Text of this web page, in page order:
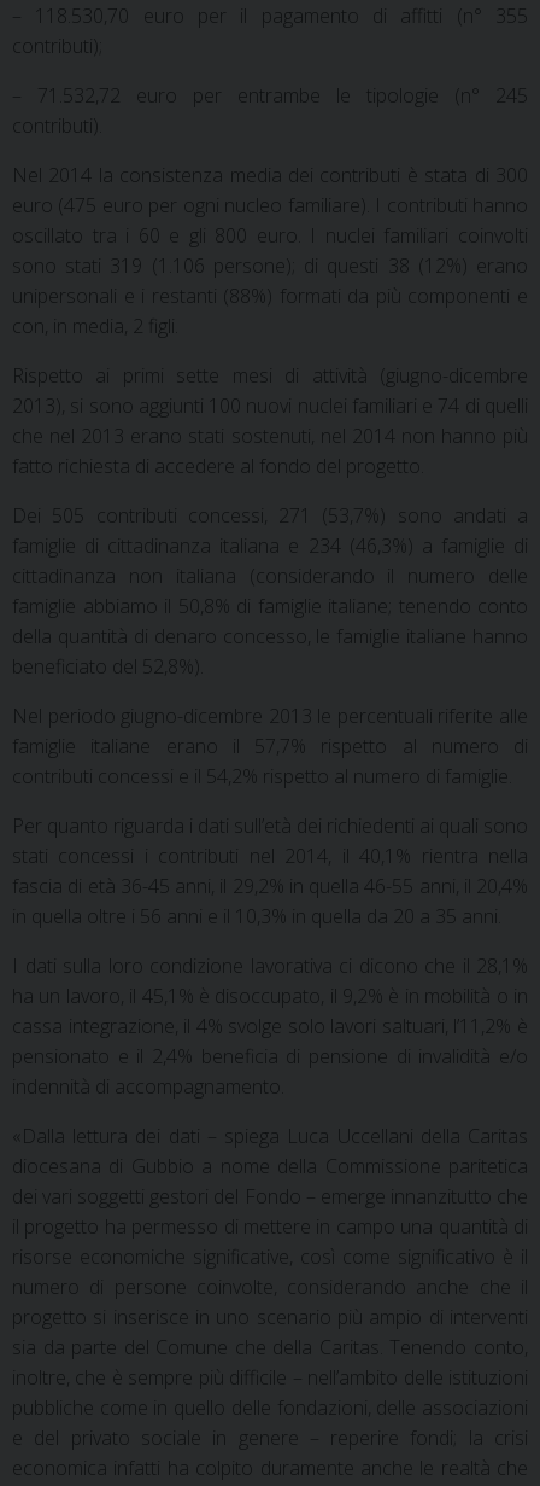
– 118.530,70 euro per il pagamento di affitti (n° 355
contributi);
– 71.532,72 euro per entrambe le tipologie (n° 245
contributi).
Nel 2014 la consistenza media dei contributi è stata di 300
euro (475 euro per ogni nucleo familiare). I contributi hanno
oscillato tra i 60 e gli 800 euro. I nuclei familiari coinvolti
sono stati 319 (1.106 persone); di questi 38 (12%) erano
unipersonali e i restanti (88%) formati da più componenti e
con, in media, 2 figli.
Rispetto ai primi sette mesi di attività (giugno-dicembre
2013), si sono aggiunti 100 nuovi nuclei familiari e 74 di quelli
che nel 2013 erano stati sostenuti, nel 2014 non hanno più
fatto richiesta di accedere al fondo del progetto.
Dei 505 contributi concessi, 271 (53,7%) sono andati a
famiglie di cittadinanza italiana e 234 (46,3%) a famiglie di
cittadinanza non italiana (considerando il numero delle
famiglie abbiamo il 50,8% di famiglie italiane; tenendo conto
della quantità di denaro concesso, le famiglie italiane hanno
beneficiato del 52,8%).
Nel periodo giugno-dicembre 2013 le percentuali riferite alle
famiglie italiane erano il 57,7% rispetto al numero di
contributi concessi e il 54,2% rispetto al numero di famiglie.
Per quanto riguarda i dati sull’età dei richiedenti ai quali sono
stati concessi i contributi nel 2014, il 40,1% rientra nella
fascia di età 36-45 anni, il 29,2% in quella 46-55 anni, il 20,4%
in quella oltre i 56 anni e il 10,3% in quella da 20 a 35 anni.
I dati sulla loro condizione lavorativa ci dicono che il 28,1%
ha un lavoro, il 45,1% è disoccupato, il 9,2% è in mobilità o in
cassa integrazione, il 4% svolge solo lavori saltuari, l’11,2% è
pensionato e il 2,4% beneficia di pensione di invalidità e/o
indennità di accompagnamento.
«Dalla lettura dei dati – spiega Luca Uccellani della Caritas
diocesana di Gubbio a nome della Commissione paritetica
dei vari soggetti gestori del Fondo – emerge innanzitutto che
il progetto ha permesso di mettere in campo una quantità di
risorse economiche significative, così come significativo è il
numero di persone coinvolte, considerando anche che il
progetto si inserisce in uno scenario più ampio di interventi
sia da parte del Comune che della Caritas. Tenendo conto,
inoltre, che è sempre più difficile – nell’ambito delle istituzioni
pubbliche come in quello delle fondazioni, delle associazioni
e del privato sociale in genere – reperire fondi; la crisi
economica infatti ha colpito duramente anche le realtà che